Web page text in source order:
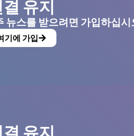
결 유지
뉴스를 받으려면 가입하십시
기에 가입
결 유지